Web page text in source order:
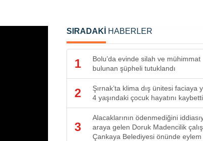
SIRADAKİ HABERLER
1
Bolu’da evinde silah ve mühimmat
bulunan şüpheli tutuklandı
2
Şırnak’ta klima dış ünitesi faciaya
4 yaşındaki çocuk hayatını kaybetti
3
Alacaklarının ödenmediğini
araya gelen Doruk Madencilik
Çankaya Belediyesi önünde eylem